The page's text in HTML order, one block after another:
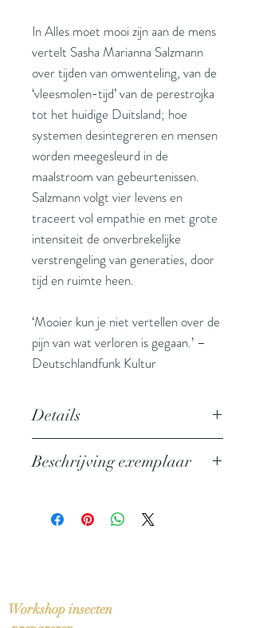
In Alles moet mooi zijn aan de mens
vertelt Sasha Marianna Salzmann
over tijden van omwenteling, van de
‘vleesmolen-tijd’ van de perestrojka
tot het huidige Duitsland; hoe
systemen desintegreren en mensen
worden meegesleurd in de
maalstroom van gebeurtenissen.
Salzmann volgt vier levens en
traceert vol empathie en met grote
intensiteit de onverbrekelijke
verstrengeling van generaties, door
tijd en ruimte heen.
‘Mooier kun je niet vertellen over de
pijn van wat verloren is gegaan.’ –
Deutschlandfunk Kultur
Details
Uitgever: Meridiaan Uitgevers
Bindwijze: Paperback
Beschrijving exemplaar
Workshop insecten